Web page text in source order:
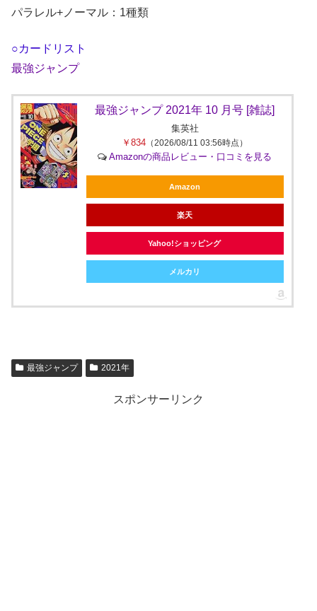
パラレル+ノーマル：1種類
○カードリスト
最強ジャンプ
最強ジャンプ 2021年 10 月号 [雑誌]
集英社
￥834 （2026/08/11 03:56時点）
Amazonの商品レビュー・口コミを見る
Amazon
楽天
Yahoo!ショッピング
メルカリ
最強ジャンプ 2021年
スポンサーリンク